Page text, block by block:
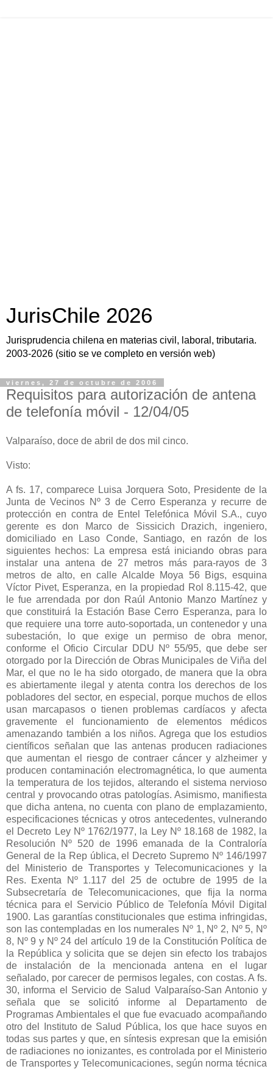
JurisChile 2026
Jurisprudencia chilena en materias civil, laboral, tributaria.
2003-2026 (sitio se ve completo en versión web)
viernes, 27 de octubre de 2006
Requisitos para autorización de antena
de telefonía móvil - 12/04/05
Valparaíso, doce de abril de dos mil cinco.
Visto:
A fs. 17, comparece Luisa Jorquera Soto, Presidente de la
Junta de Vecinos Nº 3 de Cerro Esperanza y recurre de
protección en contra de Entel Telefónica Móvil S.A., cuyo
gerente es don Marco de Sissicich Drazich, ingeniero,
domiciliado en Laso Conde, Santiago, en razón de los
siguientes hechos: La empresa está iniciando obras para
instalar una antena de 27 metros más para-rayos de 3
metros de alto, en calle Alcalde Moya 56 Bigs, esquina
Víctor Pivet, Esperanza, en la propiedad Rol 8.115-42, que
le fue arrendada por don Raúl Antonio Manzo Martínez y
que constituirá la Estación Base Cerro Esperanza, para lo
que requiere una torre auto-soportada, un contenedor y una
subestación, lo que exige un permiso de obra menor,
conforme el Oficio Circular DDU Nº 55/95, que debe ser
otorgado por la Dirección de Obras Municipales de Viña del
Mar, el que no le ha sido otorgado, de manera que la obra
es abiertamente ilegal y atenta contra los derechos de los
pobladores del sector, en especial, porque muchos de ellos
usan marcapasos o tienen problemas cardíacos y afecta
gravemente el funcionamiento de elementos médicos
amenazando también a los niños. Agrega que los estudios
científicos señalan que las antenas producen radiaciones
que aumentan el riesgo de contraer cáncer y alzheimer y
producen contaminación electromagnética, lo que aumenta
la temperatura de los tejidos, alterando el sistema nervioso
central y provocando otras patologías. Asimismo, manifiesta
que dicha antena, no cuenta con plano de emplazamiento,
especificaciones técnicas y otros antecedentes, vulnerando
el Decreto Ley Nº 1762/1977, la Ley Nº 18.168 de 1982, la
Resolución Nº 520 de 1996 emanada de la Contraloría
General de la Rep ública, el Decreto Supremo Nº 146/1997
del Ministerio de Transportes y Telecomunicaciones y la
Res. Exenta Nº 1.117 del 25 de octubre de 1995 de la
Subsecretaría de Telecomunicaciones, que fija la norma
técnica para el Servicio Público de Telefonía Móvil Digital
1900. Las garantías constitucionales que estima infringidas,
son las contempladas en los numerales Nº 1, Nº 2, Nº 5, Nº
8, Nº 9 y Nº 24 del artículo 19 de la Constitución Política de
la República y solicita que se dejen sin efecto los trabajos
de instalación de la mencionada antena en el lugar
señalado, por carecer de permisos legales, con costas. A fs.
30, informa el Servicio de Salud Valparaíso-San Antonio y
señala que se solicitó informe al Departamento de
Programas Ambientales el que fue evacuado acompañando
otro del Instituto de Salud Pública, los que hace suyos en
todas sus partes y que, en síntesis expresan que la emisión
de radiaciones no ionizantes, es controlada por el Ministerio
de Transportes y Telecomunicaciones, según norma técnica